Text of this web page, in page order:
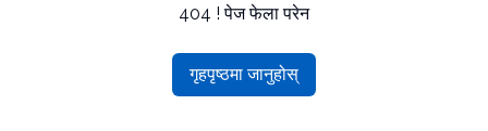
404 ! पेज फेला परेन
गृहपृष्ठमा जानुहोस्